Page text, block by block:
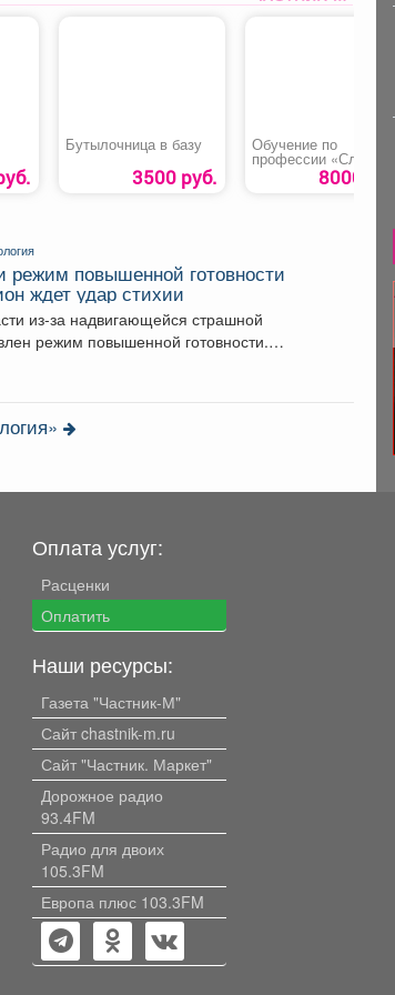
Бутылочница в базу
3500 руб.
Обучение по
профессии «Слесарь
по ремонту дорожно-
строительных машин
8000 руб.
режим повышенной готовности
ждет удар стихии
из-за надвигающейся страшной
режим повышенной готовности.
Оплата услуг:
Расценки
Оплатить
Наши ресурсы:
Газета "Частник-М"
Сайт chastnik-m.ru
Сайт "Частник. Маркет"
Дорожное радио
93.4FM
Радио для двоих
105.3FM
Европа плюс 103.3FM